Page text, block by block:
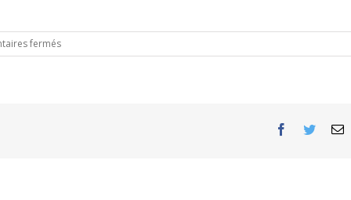
ferméssur
Un
Facebook
Twitter